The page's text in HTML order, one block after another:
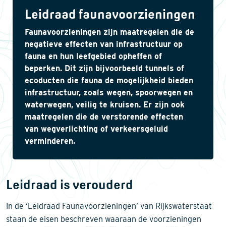
Leidraad faunavoorzieningen
Faunavoorzieningen zijn maatregelen die de
negatieve effecten van infrastructuur op
fauna en hun leefgebied opheffen of
beperken. Dit zijn bijvoorbeeld tunnels of
ecoducten die fauna de mogelijkheid bieden
infrastructuur, zoals wegen, spoorwegen en
waterwegen, veilig te kruisen. Er zijn ook
maatregelen die de verstorende effecten
van wegverlichting of verkeersgeluid
verminderen.
Leidraad is verouderd
In de ‘Leidraad Faunavoorzieningen’ van Rijkswaterstaat
staan de eisen beschreven waaraan de voorzieningen